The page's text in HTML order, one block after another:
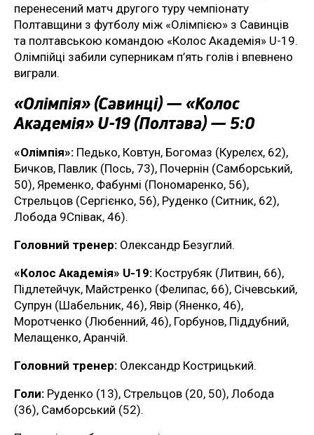
перенесений матч другого туру чемпіонату
Полтавщини з футболу між «Олімпією» з Савинців
та полтавською командою «Колос Академія» U-19.
Олімпійці забили суперникам п’ять голів і впевнено
виграли.
«Олімпія» (Савинці) — «Колос
Академія» U-19 (Полтава) — 5:0
«Олімпія»: Педько, Ковтун, Богомаз (Курелєх, 62),
Бичков, Павлик (Пось, 73), Почернін (Самборський,
50), Яременко, Фабунмі (Пономаренко, 56),
Стрельцов (Сергієнко, 56), Руденко (Ситник, 62),
Лобода 9Співак, 46).
Головний тренер: Олександр Безуглий.
«Колос Академія» U-19: Кострубяк (Литвин, 66),
Підлетейчук, Майстренко (Фелипас, 66), Січевський,
Супрун (Шабельник, 46), Явір (Яненко, 46),
Моротченко (Любенний, 46), Горбунов, Піддубний,
Мелащенко, Аранчій.
Головний тренер: Олександр Кострицький.
Голи: Руденко (13), Стрельцов (20, 50), Лобода
(36), Самборський (52).